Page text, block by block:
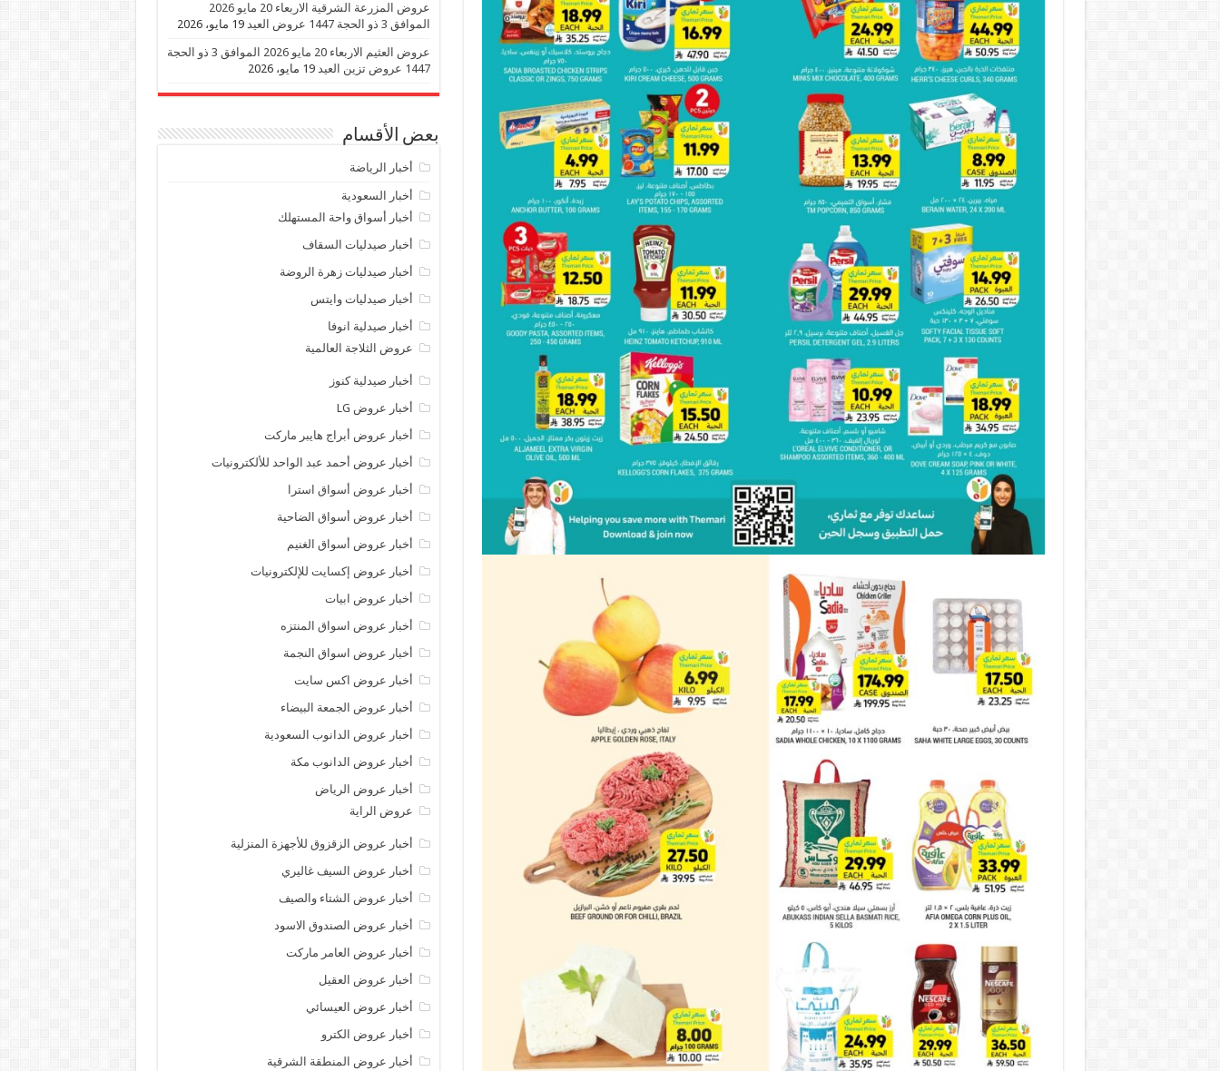
عروض المزرعة الشرقية الاربعاء 20 مايو 2026
الموافق 3 ذو الحجة 1447 عروض العيد
19 مايو، 2026
عروض العثيم الاربعاء 20 مايو 2026 الموافق 3 ذو الحجة
1447 عروض تزين العيد
19 مايو، 2026
بعض الأقسام
أخبار الرياضة
أخبار السعودية
أخبار أسواق واحة المستهلك
أخبار صيدليات السقاف
أخبار صيدليات زهرة الروضة
أخبار صيدليات وايتس
أخبار صيدلية انوفا
عروض الثلاجة العالمية
أخبار صيدلية كنوز
أخبار عروض LG
أخبار عروض أبراج هايبر ماركت
أخبار عروض أحمد عبد الواحد للألكترونيات
أخبار عروض أسواق استرا
أخبار عروض أسواق الضاحية
أخبار عروض أسواق الغنيم
أخبار عروض إكسايت للإلكترونيات
أخبار عروض ابيات
أخبار عروض اسواق المنتزه
أخبار عروض اسواق النجمة
أخبار عروض اكس سايت
أخبار عروض الجمعة البيضاء
أخبار عروض الدانوب السعودية
أخبار عروض الدانوب مكة
أخبار عروض الرياض
عروض الراية
أخبار عروض الزقزوق للأجهزة المنزلية
أخبار عروض السيف غاليري
أخبار عروض الشتاء والصيف
أخبار عروض الصندوق الاسود
أخبار عروض العامر ماركت
أخبار عروض العقيل
أخبار عروض العيسائي
أخبار عروض الكترو
أخبار عروض المنطقة الشرقية